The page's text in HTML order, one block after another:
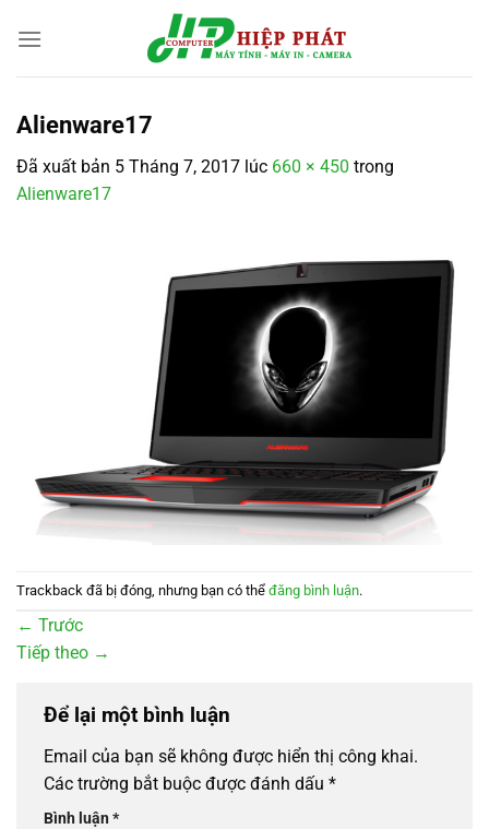
đến
Alienware17
Đã xuất bản 5 Tháng 7, 2017 lúc 660 × 450 trong
Alienware17
Trackback đã bị đóng, nhưng bạn có thể đăng bình luận.
← Trước
Tiếp theo →
Để lại một bình luận
Email của bạn sẽ không được hiển thị công khai.
Các trường bắt buộc được đánh dấu *
Bình luận*